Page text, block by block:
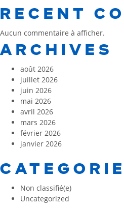
RECENT
Aucun commentaire à afficher.
ARCHIVES
août 2026
juillet 2026
juin 2026
mai 2026
avril 2026
mars 2026
février 2026
janvier 2026
Non classifié(e)
Uncategorized